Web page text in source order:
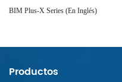
BIM Plus-X Series (en Inglés)
Productos